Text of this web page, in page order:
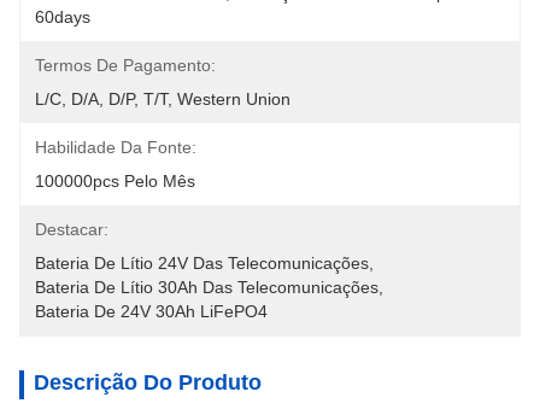
60days
Termos De Pagamento:
L/C, D/A, D/P, T/T, Western Union
Habilidade Da Fonte:
100000pcs Pelo Mês
Destacar:
Bateria De Lítio 24V Das Telecomunicações
Bateria De Lítio 30Ah Das Telecomunicações
Bateria De 24V 30Ah LiFePO4
Descrição Do Produto